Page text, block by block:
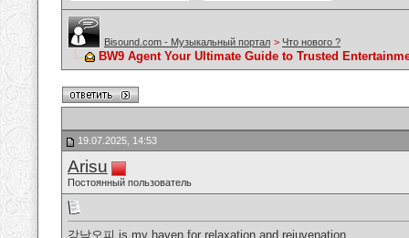
Bisound.com - Музыкальный портал > Что нового ?
BW9 Agent Your Ultimate Guide to Trusted
19.07.2025, 14:53
Arisu
Постоянный пользователь
강남오피 is my haven for relaxation and rejuvenation.